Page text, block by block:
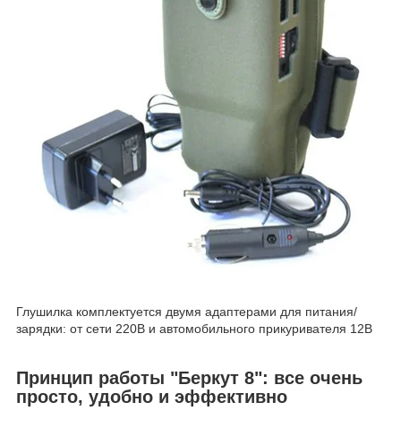
Глушилка комплектуется двумя адаптерами для питания/
зарядки: от сети 220В и автомобильного прикуривателя 12В
Принцип работы "Беркут 8": все очень
просто, удобно и эффективно